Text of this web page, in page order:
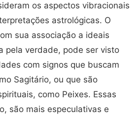
os aspectos vibracionais
astrológicas. O
sua associação a ideais
pela verdade, pode ser visto
com signos que buscam
Sagitário, ou que são
como Peixes. Essas
são mais especulativas e